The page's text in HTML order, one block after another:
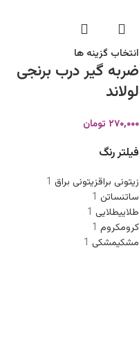
فیلتر رنگ
زیتونی براقزیتونی براق 1
ساتنساتن 1
طلاییطلایی 1
کرومکروم 1
مشکیمشکی 1
انتخاب گزینه ها
ضربه گیر درب برنجی
لولاند
۲۷۰,۰۰۰ تومان